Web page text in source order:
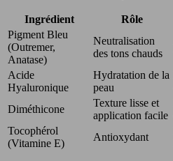
Ingrédient Rôle
Pigment Bleu
(Outremer,
Anatase)
Neutralisation
des tons chauds
Acide
Hyaluronique
Hydratation de la
peau
Diméthicone
Texture lisse et
application facile
Tocophérol
(Vitamine E)
Antioxydant